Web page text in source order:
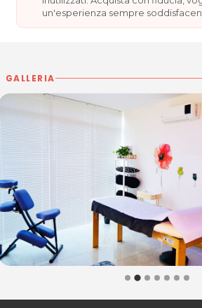
Tel. 3331990548
Per ulteriori informazioni
un'esperienza sempre
GALLERIA